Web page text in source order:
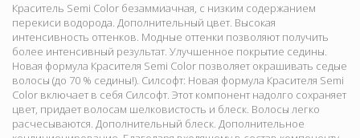
Краситель Semi Color безаммиачная, с низким содержанием
перекиси водорода. Дополнительный цвет. Высокая
интенсивность оттенков. Модные оттенки позволяют получить
более интенсивный результат. Улучшенное покрытие седины.
Новая формула Красителя Semi Color позволяет окрашивать седые
волосы (до 70 % седины!). Силсофт: Новая формула Красителя Semi
Color включает в себя Силсофт. Этот компонент надолго сохраняет
цвет, придает волосам шелковистость и блеск. Волосы легко
расчесываются. Дополнительный блеск. Дополнительное